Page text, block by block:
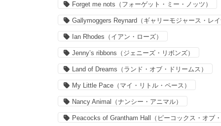
Forget me nots（フォーゲット・ミー・ノッツ）
Gallymoggers Reynard（ギャリーモジャース・レイ
Ian Rhodes（イアン・ローズ）
Jenny’s ribbons（ジェニーズ・リボンズ）
Land of Dreams（ランド・オブ・ドリームス）
My Little Pace（マイ・リトル・ペース）
Nancy Animal（ナンシー・アニマル）
Peacocks of Grantham Hall（ピーコックス・オブ